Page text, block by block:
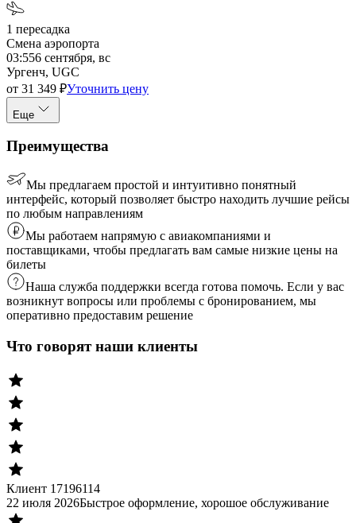
1 пересадка
Смена аэропорта
03:556 сентября, вс
Ургенч, UGC
от 31 349 ₽Уточнить цену
Еще
Преимущества
Мы предлагаем простой и интуитивно понятный
интерфейс, который позволяет быстро находить лучшие рейсы
по любым направлениям
Мы работаем напрямую с авиакомпаниями и
поставщиками, чтобы предлагать вам самые низкие цены на
билеты
Наша служба поддержки всегда готова помочь. Если у вас
возникнут вопросы или проблемы с бронированием, мы
оперативно предоставим решение
Что говорят наши клиенты
Клиент 17196114
22 июля 2026Быстрое оформление, хорошое обслуживание